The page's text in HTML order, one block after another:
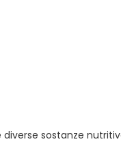
sostanze